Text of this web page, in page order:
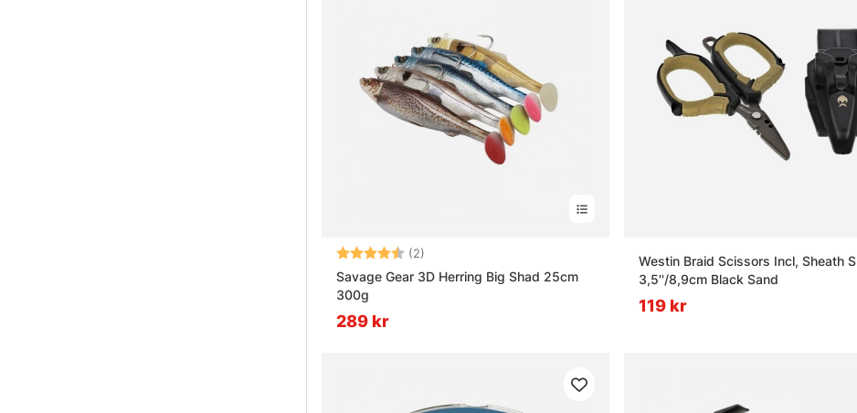
Betyg: (2)
Savage Gear 3D Herring Big Shad 25cm
300g
289 kr
Westin Braid Scissors Incl, Sheath S
3,5''/8,9cm Black Sand
119 kr